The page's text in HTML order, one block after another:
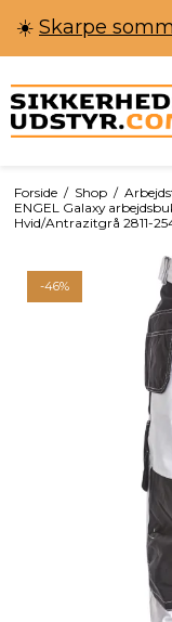
☀️ Skarpe
Forside / Shop /
ENGEL Galaxy
Hvid/Antrazitgrå 2811-
-46%